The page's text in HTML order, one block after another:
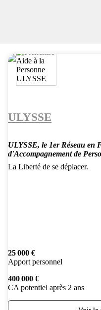
ULYSSE
ULYSSE, le 1er Réseau en
d'Accompagnement de
La Liberté de se déplacer.
25 000 €
Apport personnel
400 000 €
CA potentiel après 2 ans